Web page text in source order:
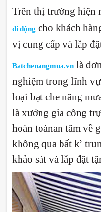
Trên thị trường hiện
di động cho khách
vị cung cấp và lắp
Batchenangmua.vn là
nghiệm trong lĩnh
loại bạt che năng
là xưởng gia công
hoàn toànan tâm về
không qua bất kì
khảo sát và lắp đặt